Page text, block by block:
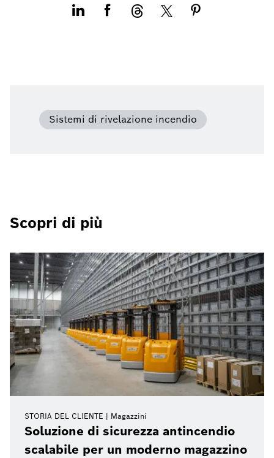
Sistemi di rivelazione incendio
Scopri di più
STORIA DEL CLIENTE Magazzini
Soluzione di sicurezza antincendio
scalabile per un moderno magazzino